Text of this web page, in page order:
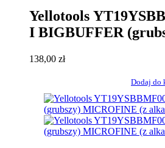
Yellotools
I BIGBUFFER
138,00 zł
Dodaj do